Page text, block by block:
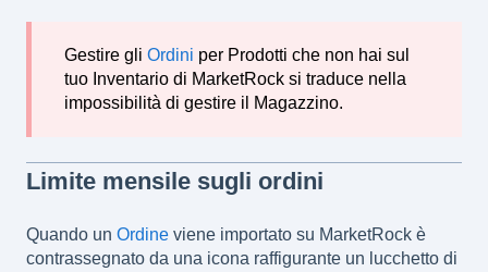
Gestire gli Ordini per Prodotti che non hai sul
tuo Inventario di MarketRock si traduce nella
impossibilità di gestire il Magazzino.
Limite mensile sugli ordini
Quando un Ordine viene importato su MarketRock è
contrassegnato da una icona raffigurante un lucchetto di